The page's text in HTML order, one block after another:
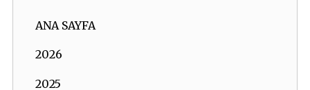
ANA SAYFA
2026
2025